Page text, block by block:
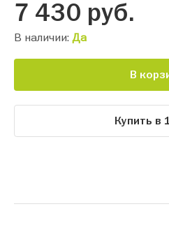
7 430 руб.
В наличии: Да
В
Купить в